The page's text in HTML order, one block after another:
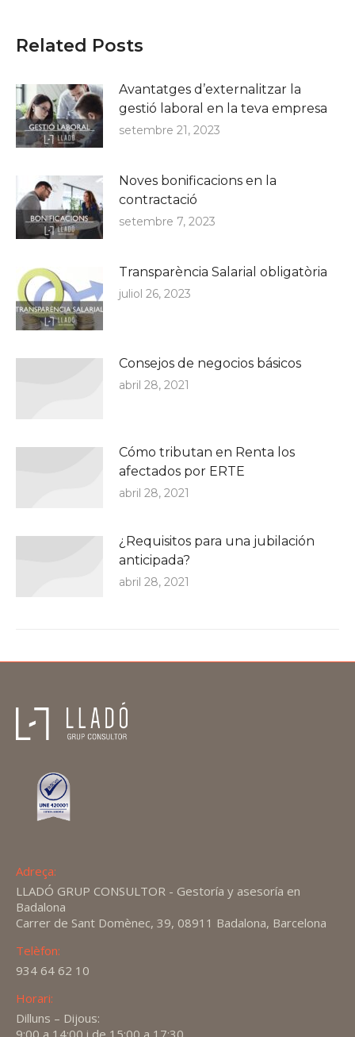
Related Posts
Avantatges d’externalitzar la
gestió laboral en la teva empresa
setembre 21, 2023
Noves bonificacions en la
contractació
setembre 7, 2023
Transparència Salarial obligatòria
juliol 26, 2023
Consejos de negocios básicos
abril 28, 2021
Cómo tributan en Renta los
afectados por ERTE
abril 28, 2021
¿Requisitos para una jubilación
anticipada?
abril 28, 2021
Adreça:
LLADÓ GRUP CONSULTOR - Gestoría y asesoría en
Badalona
Carrer de Sant Domènec, 39, 08911 Badalona, Barcelona
Telèfon:
934 64 62 10
Horari:
Dilluns – Dijous: